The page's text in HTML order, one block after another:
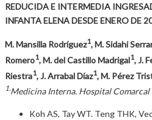
REDUCIDA E INTERMEDIA
INFANTA ELENA DESDE ENERO DE
M. Mansilla Rodríguez1, M. Sidahi
Romero1, M. del Castillo Madrigal1, J.
Riestra1, J. Arrabal Díaz1, M. Pérez
1.Medicina Interna. Hospital Comarcal
Koh AS, Tay WT. Teng THK,